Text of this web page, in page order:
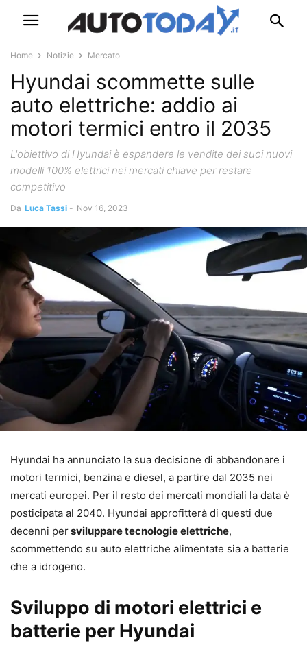
Home Notizie Mercato
Hyundai scommette sulle
auto elettriche: addio ai
motori termici entro il 2035
L'obiettivo di Hyundai è espandere le vendite dei suoi nuovi
modelli 100% elettrici nei mercati chiave per restare
competitivo
Da Luca Tassi - Nov 16, 2023
Hyundai ha annunciato la sua decisione di abbandonare i
motori termici, benzina e diesel, a partire dal 2035 nei
mercati europei. Per il resto dei mercati mondiali la data è
posticipata al 2040. Hyundai approfitterà di questi due
decenni persviluppare tecnologie elettriche,
scommettendo su auto elettriche alimentate sia a batterie
che a idrogeno.
Sviluppo di motori elettrici e
batterie per Hyundai